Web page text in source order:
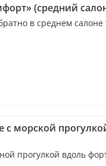
(средний
в среднем салоне
с морской
прогулкой вдоль